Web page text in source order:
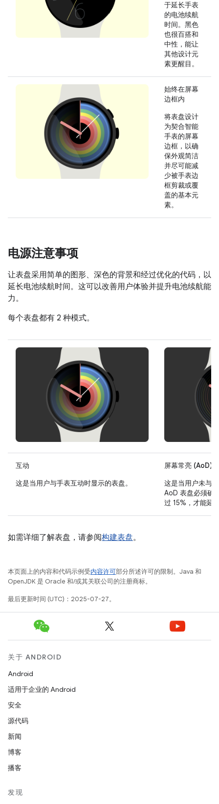
于延长手表
的电池续航
时间。黑色
也很百搭和
中性，能让
其他设计元
素更醒目。
始终在屏幕
边框内
将表盘设计
为契合智能
手表的屏幕
边框，以确
保外观简洁
并尽可能减
少被手表边
框剪裁或覆
盖的基本元
素。
电源注意事项
让表盘采用简单的图形、深色的背景和经过优化的代码，以
延长电池续航时间。这可以改善用户体验并提升电池续航能
力。
每个表盘都有 2 种模式。
互动
这是当用户与手表互动时显示的表盘。
屏幕常亮 (AoD)
这是当用户未与
AoD 表盘必须确
过 15%，才能延
如需详细了解表盘，请参阅构建表盘。
本页面上的内容和代码示例受内容许可部分所述许可的限制。Java 和
OpenJDK 是 Oracle 和/或其关联公司的注册商标。
最后更新时间 (UTC)：2025-07-27。
关于 ANDROID
Android
适用于企业的 Android
安全
源代码
新闻
博客
播客
发现